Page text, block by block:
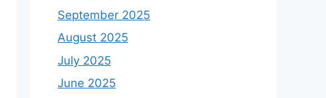
September 2025
August 2025
July 2025
June 2025